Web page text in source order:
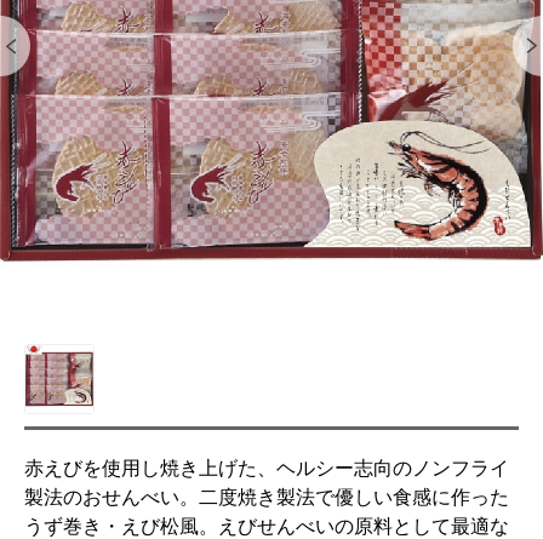
赤えびを使用し焼き上げた、ヘルシー志向のノンフライ
製法のおせんべい。二度焼き製法で優しい食感に作った
うず巻き・えび松風。えびせんべいの原料として最適な